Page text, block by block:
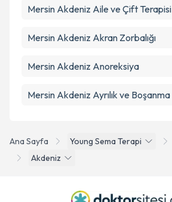
Ana Sayfa Young Sema Terapi
Akdeniz
Mersin Akdeniz Aile ve Çift Terapisi
Mersin Akdeniz Akran Zorbalığı
Mersin Akdeniz Anoreksiya
Mersin Akdeniz Ayrılık ve Boşanma